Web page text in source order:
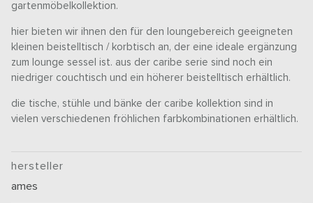
gartenmöbelkollektion.
hier bieten wir ihnen den für den loungebereich geeigneten
kleinen beistelltisch / korbtisch an, der eine ideale ergänzung
zum lounge sessel ist. aus der caribe serie sind noch ein
niedriger couchtisch und ein höherer beistelltisch erhältlich.
die tische, stühle und bänke der caribe kollektion sind in
vielen verschiedenen fröhlichen farbkombinationen erhältlich.
hersteller
ames